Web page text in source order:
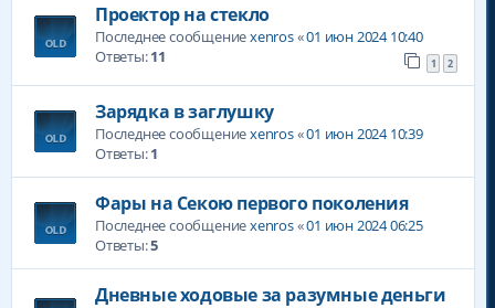
Проектор на стекло
Последнее сообщениеxenros«01 июн 2024 10:40
Ответы:11 1 2
Зарядка в заглушку
Последнее сообщениеxenros«01 июн 2024 10:39
Ответы:1
Фары на Секою первого поколения
Последнее сообщениеxenros«01 июн 2024 06:25
Ответы:5
Дневные ходовые за разумные деньги